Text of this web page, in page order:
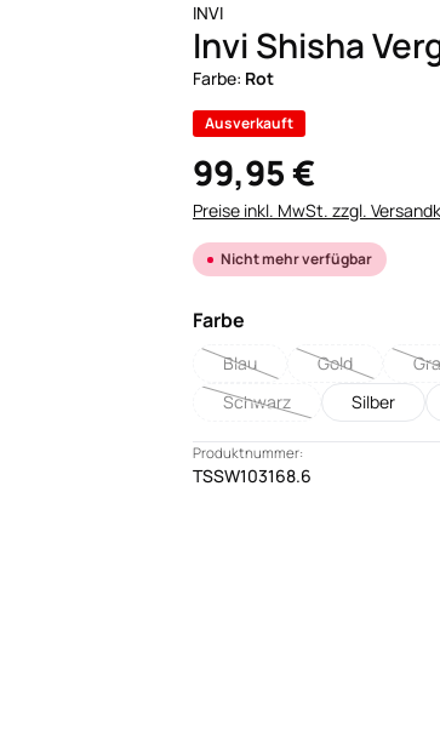
INVI
Invi Shisha
Farbe: Rot
Ausverkauft
99,95 €
Preise inkl. MwSt. zzgl.
Nicht mehr verfügbar
Farbe
Blau
(Diese Option ist zurzeit
Gold
(Diese Option
Schwarz
(Diese Option ist zurzeit
Silber
Produktnummer:
TSSW103168.6